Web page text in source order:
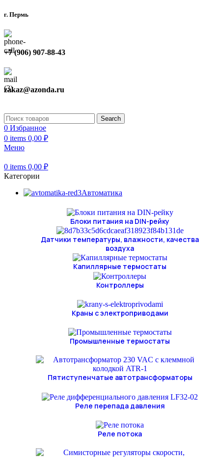
г. Пермь
+7 (906) 907-88-43
zakaz@azonda.ru
Search
0 Избранное
0 items 0,00 ₽
Меню
0 items 0,00 ₽
Категории
Автоматика
Блоки питания на DIN-рейку
Датчики температуры, влажности, качества
воздуха
Капиллярные термостаты
Контроллеры
Краны с электроприводами
Промышленные термостаты
Пятиступенчатые автотрансформаторы
Реле перепада давления
Реле потока